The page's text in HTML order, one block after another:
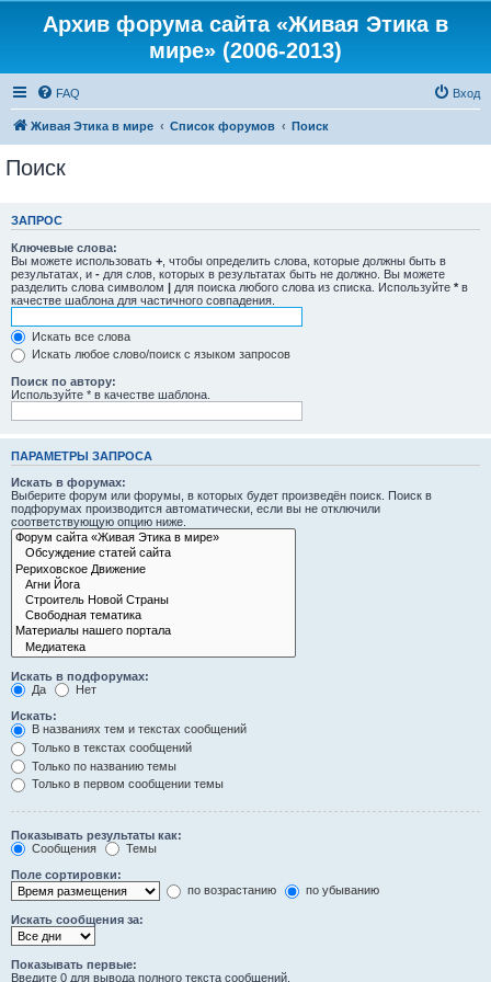
Архив форума сайта «Живая Этика в
мире» (2006-2013)
FAQ Вход
Живая Этика в мире Список форумов Поиск
Поиск
ЗАПРОС
Ключевые слова:
Вы можете использовать + , чтобы определить слова, которые должны быть в
результатах, и - для слов, которых в результатах быть не должно. Вы можете
разделить слова символом | для поиска любого слова из списка. Используйте * в
качестве шаблона для частичного совпадения.
Искать все слова
Искать любое слово/поиск с языком запросов
Поиск по автору:
Используйте * в качестве шаблона.
ПАРАМЕТРЫ ЗАПРОСА
Искать в форумах:
Выберите форум или форумы, в которых будет произведён поиск. Поиск в
подфорумах производится автоматически, если вы не отключили
соответствующую опцию ниже.
Искать в подфорумах:
Да
Нет
Искать:
В названиях тем и текстах сообщений
Только в текстах сообщений
Только по названию темы
Только в первом сообщении темы
Показывать результаты как:
Сообщения
Темы
Поле сортировки:
по возрастанию
по убыванию
Искать сообщения за:
Показывать первые:
Введите 0 для вывода полного текста сообщений.